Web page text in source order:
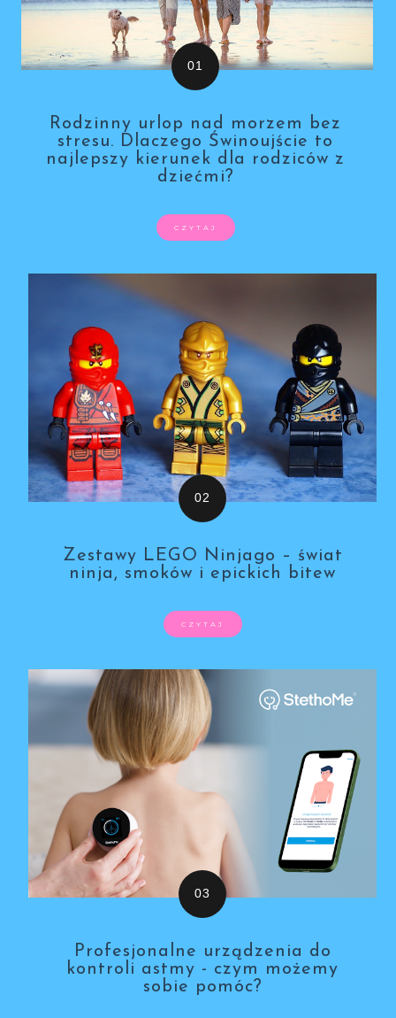
Rodzinny urlop nad morzem bez
stresu. Dlaczego Świnoujście to
najlepszy kierunek dla rodziców z
dziećmi?
CZYTAJ
Zestawy LEGO Ninjago – świat
ninja, smoków i epickich bitew
CZYTAJ
Profesjonalne urządzenia do
kontroli astmy - czym możemy
sobie pomóc?